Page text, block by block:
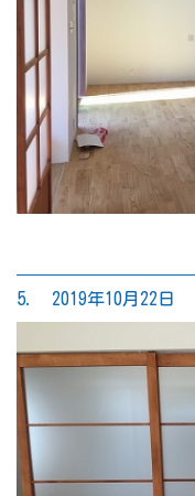
5. 2019年10月22日